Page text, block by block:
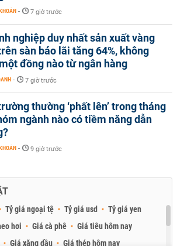
- 7 giờ trước
nghiệp duy nhất sản xuất vàng
sàn báo lãi tăng 64%, không
đồng nào từ ngân hàng
- 7 giờ trước
thường ‘phất lên’ trong tháng
ngành nào có tiềm năng dẫn
- 9 giờ trước
Tỷ giá ngoại tệ Tỷ giá usd
Tỷ giá yen
hơi Giá cà phê
Giá tiêu hôm nay
Giá xăng dầu Giá thép hôm nay